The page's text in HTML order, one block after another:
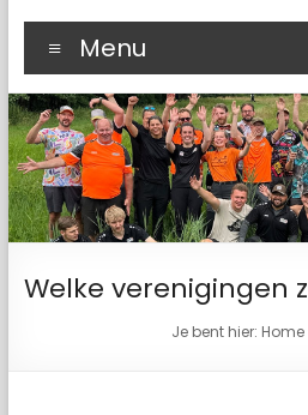
Citypark
Flyers
De
discgolfvereniging
van
Noord-
Nederland
Menu
Welke verenigingen
Je bent hier: Home